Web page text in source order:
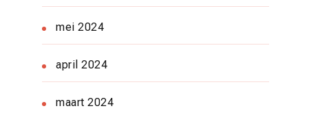
mei 2024
april 2024
maart 2024